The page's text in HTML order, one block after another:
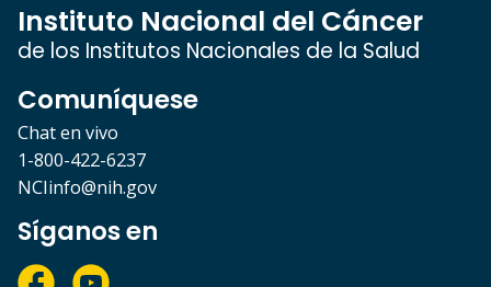
Instituto Nacional del Cáncer
de los Institutos Nacionales de la Salud
Comuníquese
Chat en vivo
1-800-422-6237
NCIinfo@nih.gov
Síganos en